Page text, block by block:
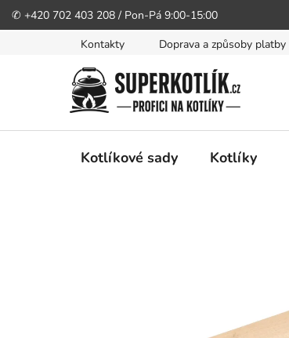
✆ +420 702 403 208 / Pon-Pá 9:00-15:00
Kontakty Doprava a způsoby platby
Kotlíkové sady Kotlíky